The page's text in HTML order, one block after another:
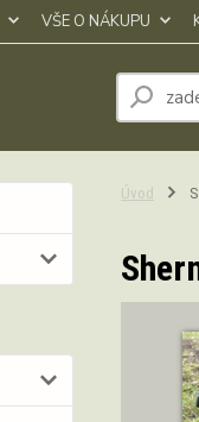
VŠE O NÁKUPU
Úvod